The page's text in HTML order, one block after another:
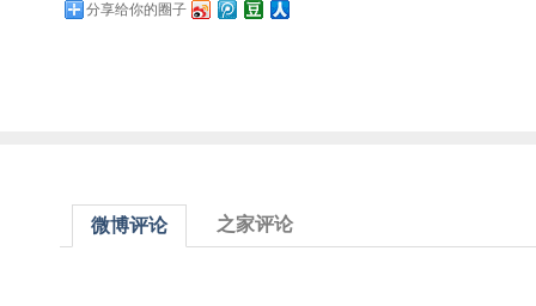
分享给你的圈子
微博评论 之家评论